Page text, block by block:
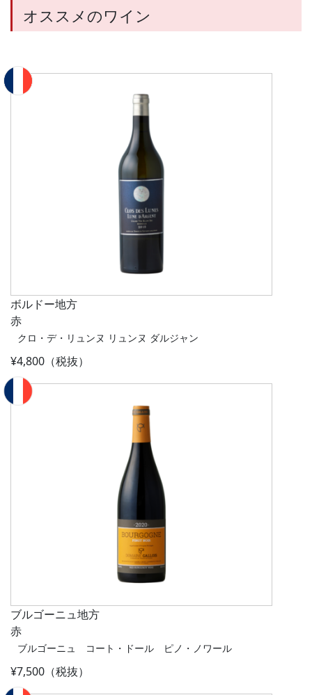
オススメのワイン
ボルドー地方
赤
クロ・デ・リュンヌ リュンヌ ダルジャン
¥4,800（税抜）
ブルゴーニュ地方
赤
ブルゴーニュ コート・ドール ピノ・ノワール
¥7,500（税抜）